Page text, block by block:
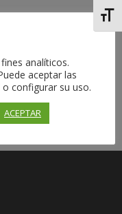
analíticos.
aceptar las
configurar su uso.
ACEPTAR